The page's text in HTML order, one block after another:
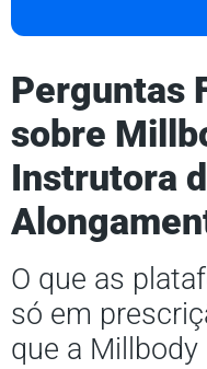
Perguntas
sobre
Instrutora
O que as
só em
que a Millbody